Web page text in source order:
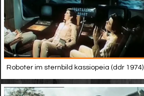
Roboter im sternbild kassiopeia (ddr 1974)